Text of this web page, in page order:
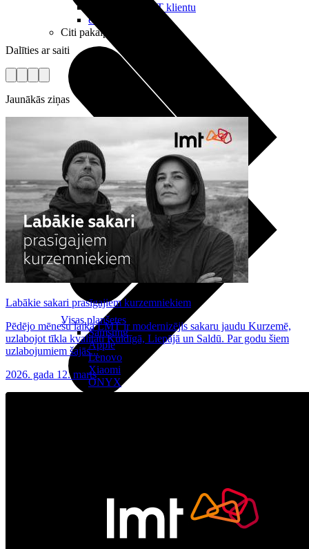
Kā kļūt par LMT klientu
eSIM tehnoloģija
Citi pakalpojumi
Viedtelevīzija
Visas planšetes
Samsung
Apple
Lenovo
Xiaomi
ONYX
Atpirkums
Atvērtais līgums
Dalīties ar saiti
Jaunākās ziņas
Labākie sakari prasīgajiem kurzemniekiem
Pēdējo mēnešu laikā LMT ir modernizējis sakaru jaudu Kurzemē,
uzlabojot tīkla kvalitāti Kuldīgā, Liepājā un Saldū. Par godu šiem
uzlabojumiem šajās...
2026. gada 12. marts